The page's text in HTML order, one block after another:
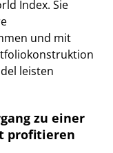
Index. Sie
und mit
leisten
zu einer
profitieren